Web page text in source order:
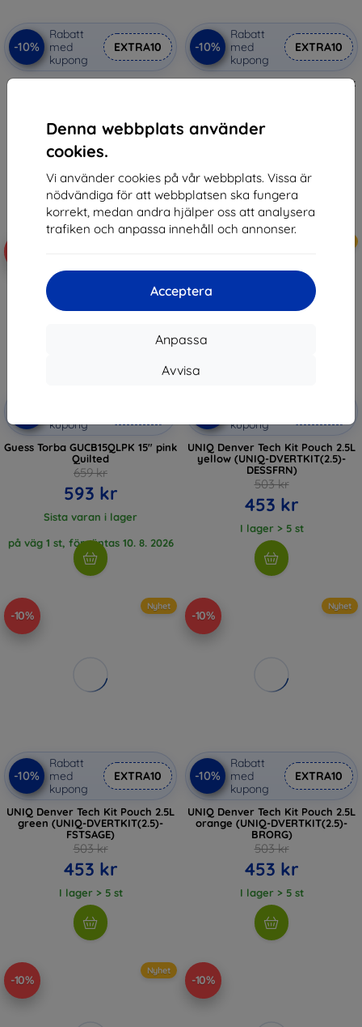
Denna webbplats använder
cookies.
Vi använder cookies på vår webbplats. Vissa är
nödvändiga för att webbplatsen ska fungera
korrekt, medan andra hjälper oss att analysera
trafiken och anpassa innehåll och annonser.
Acceptera
Anpassa
Avvisa
-10%
Rabatt
med
kupong
EXTRA10
Guess Sleeve GUCS13G4GFBR 13"
463 kr
-10%
Rabatt
med
kupong
EXTRA10
Puluz vattentät kameraryggsäck
323 kr
kupong
Guess Torba GUCB15QLPK 15" pink
Quilted
659 kr
593 kr
Sista varan i lager
på väg 1 st, förväntas 10. 8. 2026
kupong
UNIQ Denver Tech Kit Pouch 2.5L
yellow (UNIQ-DVERTKIT(2.5)-
DESSFRN)
503 kr
453 kr
I lager > 5 st
-10%
Nyhet
-10%
Rabatt
med
kupong
EXTRA10
UNIQ Denver Tech Kit Pouch 2.5L
green (UNIQ-DVERTKIT(2.5)-
FSTSAGE)
503 kr
453 kr
I lager > 5 st
-10%
Nyhet
-10%
Rabatt
med
kupong
EXTRA10
UNIQ Denver Tech Kit Pouch 2.5L
orange (UNIQ-DVERTKIT(2.5)-
BRORG)
503 kr
453 kr
I lager > 5 st
-10%
Nyhet
-10%